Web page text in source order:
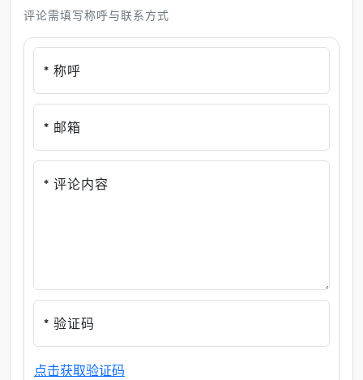
评论需填写称呼与联系方式
* 称呼
* 邮箱
* 评论内容
* 验证码
点击获取验证码